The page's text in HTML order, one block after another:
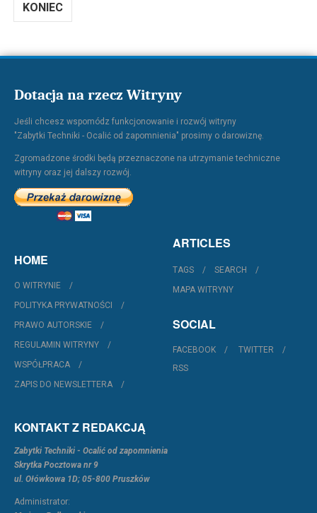
KONIEC
Dotacja na rzecz Witryny
Jeśli chcesz wspomódz funkcjonowanie i rozwój witryny
"Zabytki Techniki - Ocalić od zapomnienia" prosimy o darowiznę.
Zgromadzone środki będą przeznaczone na utrzymanie techniczne
witryny oraz jej dalszy rozwój.
HOME
O WITRYNIE
POLITYKA PRYWATNOŚCI
PRAWO AUTORSKIE
REGULAMIN WITRYNY
WSPÓŁPRACA
ZAPIS DO NEWSLETTERA
ARTICLES
TAGS
SEARCH
MAPA WITRYNY
SOCIAL
FACEBOOK
TWITTER
RSS
KONTAKT Z REDAKCJĄ
Zabytki Techniki - Ocalić od zapomnienia
Skrytka Pocztowa nr 9
ul. Ołówkowa 1D; 05-800 Pruszków
Administrator: